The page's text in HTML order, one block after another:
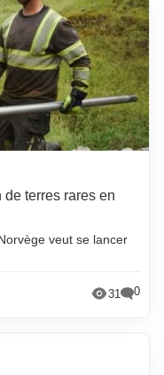
terres rares en
veut se lancer
31 0